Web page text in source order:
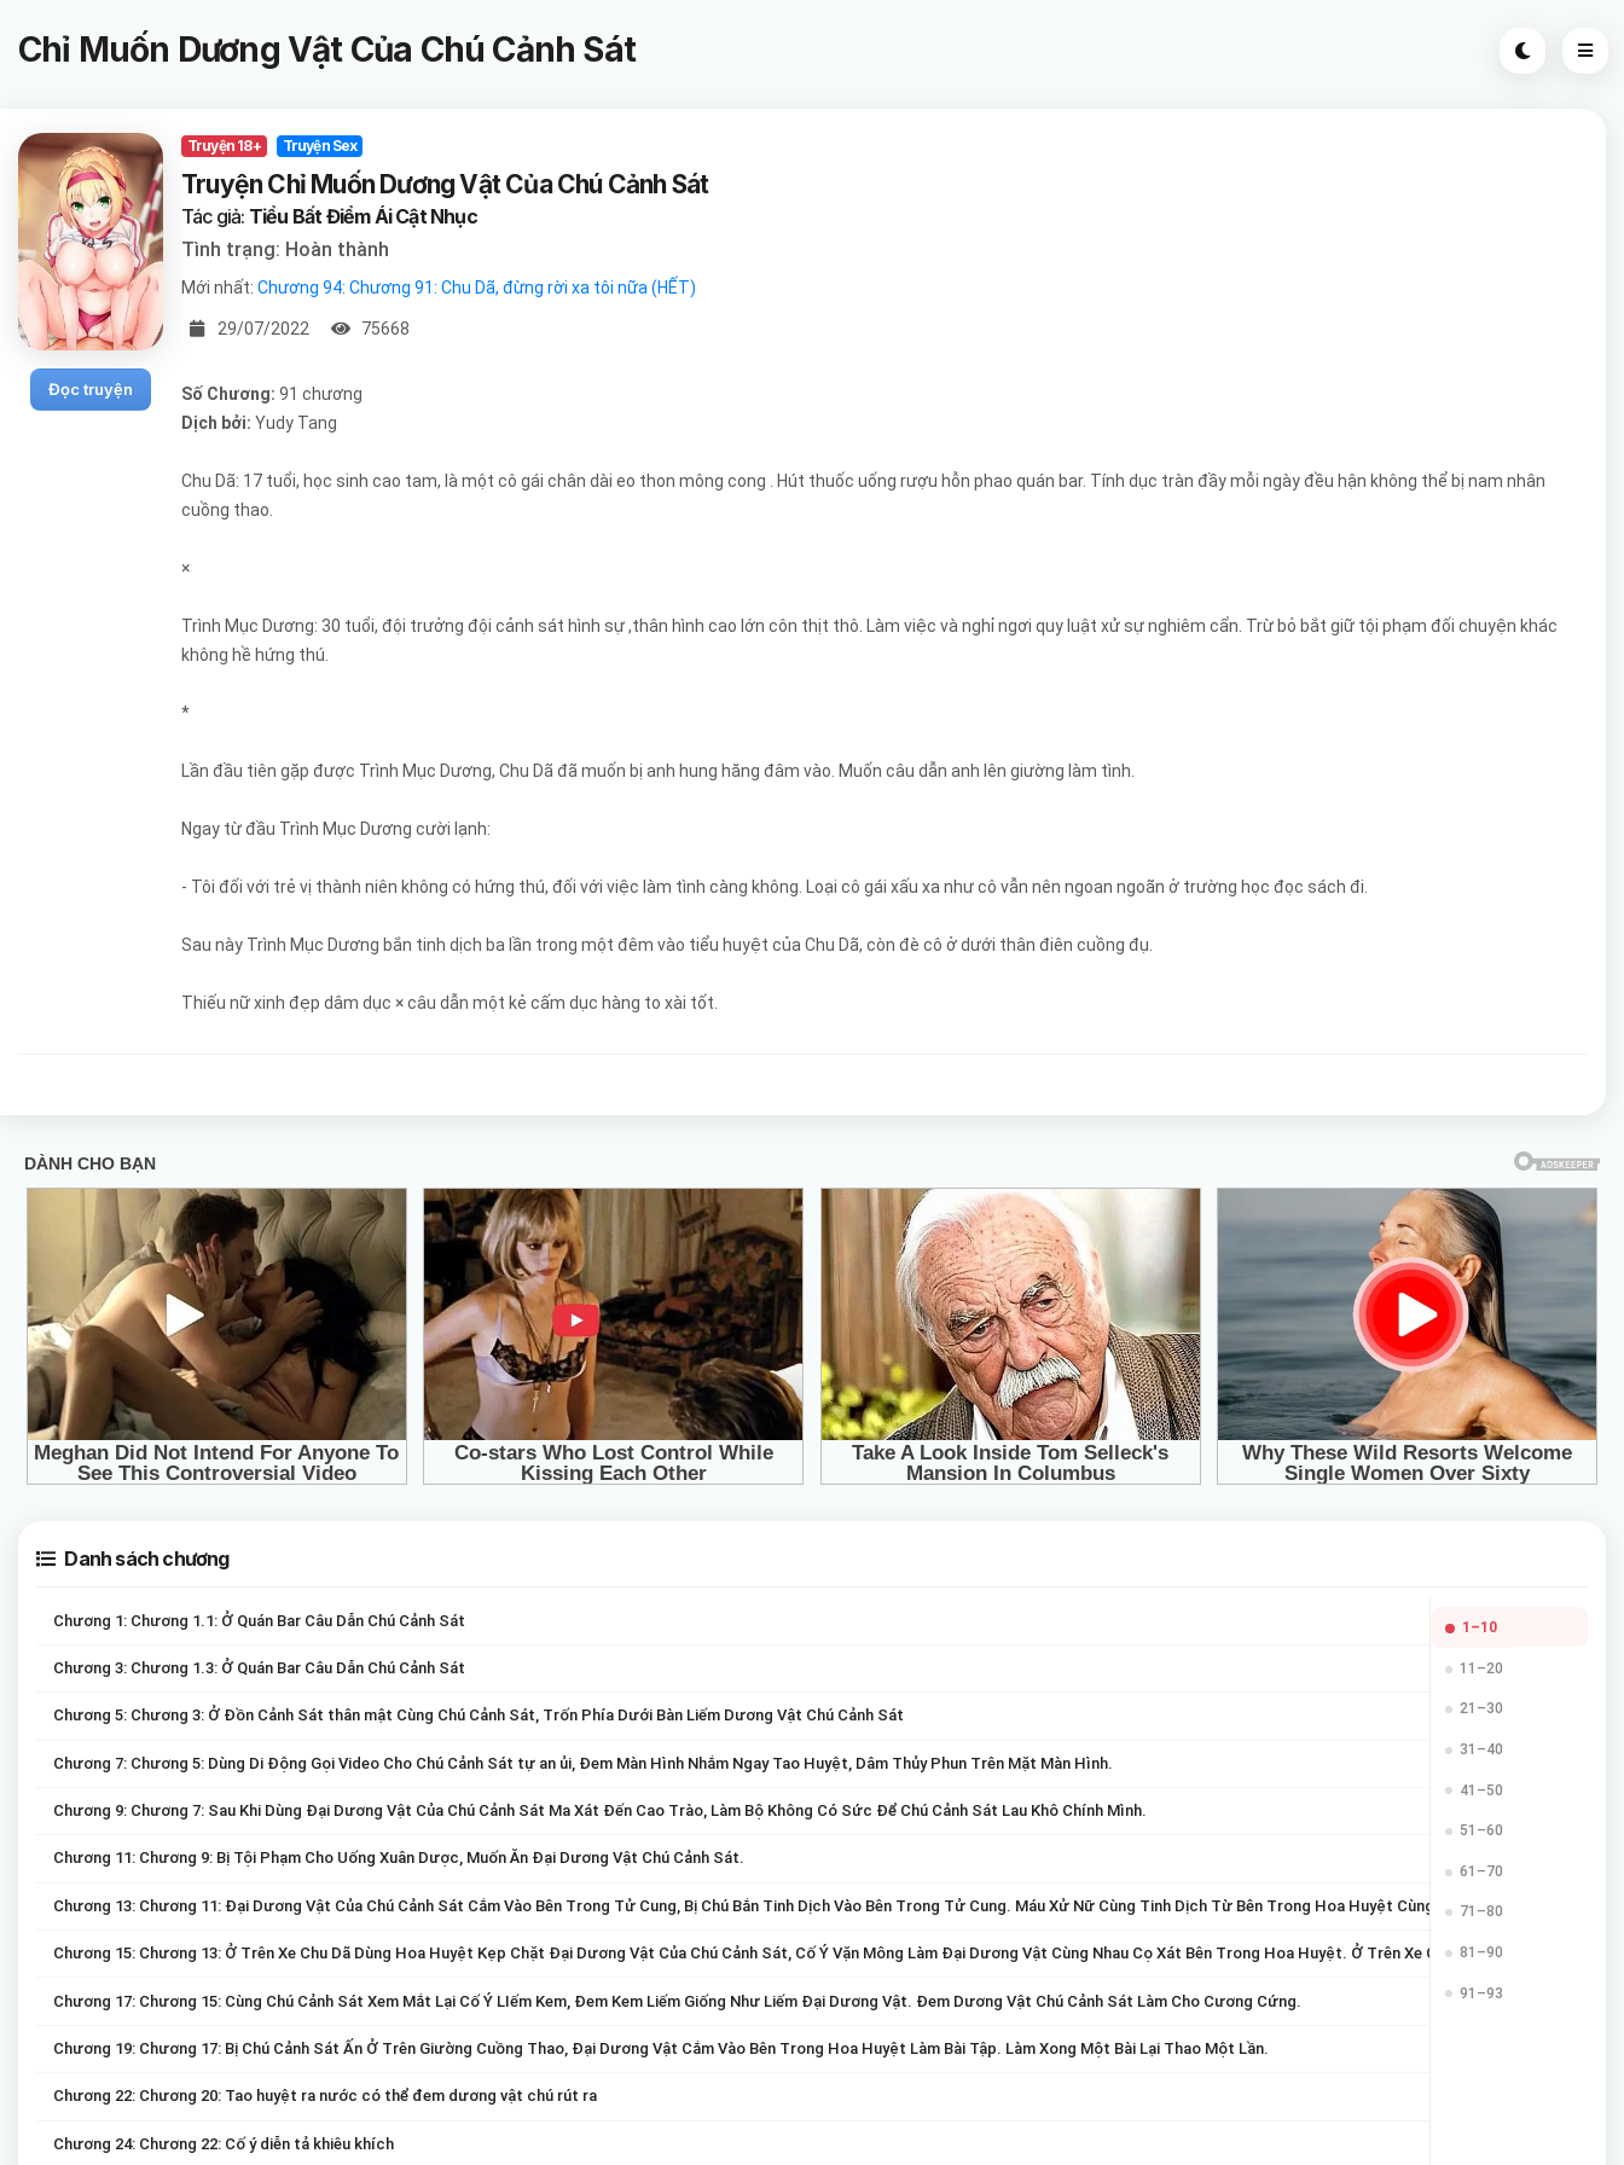
Chỉ Muốn Dương Vật Của Chú Cảnh Sát
Đọc truyện
Truyện 18+ Truyện Sex
Truyện Chỉ Muốn Dương Vật Của Chú Cảnh Sát
Tác giả: Tiểu Bất Điểm Ái Cật Nhục
Tình trạng: Hoàn thành
Mới nhất: Chương 94: Chương 91: Chu Dã, đừng rời xa tôi nữa (HẾT)
29/07/2022 75668
Số Chương: 91 chương
Dịch bởi: Yudy Tang
Chu Dã: 17 tuổi, học sinh cao tam, là một cô gái chân dài eo thon mông cong . Hút thuốc uống rượu hỗn phao quán bar. Tính dục tràn đầy mỗi ngày đều hận không thể bị nam nhân
cuồng thao.
×
Trình Mục Dương: 30 tuổi, đội trưởng đội cảnh sát hình sự ,thân hình cao lớn côn thịt thô. Làm việc và nghỉ ngơi quy luật xử sự nghiêm cẩn. Trừ bỏ bắt giữ tội phạm đối chuyện khác
không hề hứng thú.
*
Lần đầu tiên gặp được Trình Mục Dương, Chu Dã đã muốn bị anh hung hăng đâm vào. Muốn câu dẫn anh lên giường làm tình.
Ngay từ đầu Trình Mục Dương cười lạnh:
- Tôi đối với trẻ vị thành niên không có hứng thú, đối với việc làm tình càng không. Loại cô gái xấu xa như cô vẫn nên ngoan ngoãn ở trường học đọc sách đi.
Sau này Trình Mục Dương bắn tinh dịch ba lần trong một đêm vào tiểu huyệt của Chu Dã, còn đè cô ở dưới thân điên cuồng đụ.
Thiếu nữ xinh đẹp dâm dục × câu dẫn một kẻ cấm dục hàng to xài tốt.
Danh sách chương
Chương 1: Chương 1.1: Ở Quán Bar Câu Dẫn Chú Cảnh Sát
Chương 3: Chương 1.3: Ở Quán Bar Câu Dẫn Chú Cảnh Sát
Chương 5: Chương 3: Ở Đồn Cảnh Sát thân mật Cùng Chú Cảnh Sát, Trốn Phía Dưới Bàn Liếm Dương Vật Chú Cảnh Sát
Chương 7: Chương 5: Dùng Di Động Gọi Video Cho Chú Cảnh Sát tự an ủi, Đem Màn Hình Nhắm Ngay Tao Huyệt, Dâm Thủy Phun Trên Mặt Màn Hình.
Chương 9: Chương 7: Sau Khi Dùng Đại Dương Vật Của Chú Cảnh Sát Ma Xát Đến Cao Trào, Làm Bộ Không Có Sức Để Chú Cảnh Sát Lau Khô Chính Mình.
Chương 11: Chương 9: Bị Tội Phạm Cho Uống Xuân Dược, Muốn Ăn Đại Dương Vật Chú Cảnh Sát.
Chương 13: Chương 11: Đại Dương Vật Của Chú Cảnh Sát Cắm Vào Bên Trong Tử Cung, Bị Chú Bắn Tinh Dịch Vào Bên Trong Tử Cung. Máu Xử Nữ Cùng Tinh Dịch Từ Bên Trong Hoa Huyệt Cùng Nhau Chảy Ra. Muốn
Chương 15: Chương 13: Ở Trên Xe Chu Dã Dùng Hoa Huyệt Kẹp Chặt Đại Dương Vật Của Chú Cảnh Sát, Cố Ý Vặn Mông Làm Đại Dương Vật Cùng Nhau Cọ Xát Bên Trong Hoa Huyệt. Ở Trên Xe Cảnh Sát Bắn Tinh, Thiếu
Chương 17: Chương 15: Cùng Chú Cảnh Sát Xem Mắt Lại Cố Ý LIếm Kem, Đem Kem Liếm Giống Như Liếm Đại Dương Vật. Đem Dương Vật Chú Cảnh Sát Làm Cho Cương Cứng.
Chương 19: Chương 17: Bị Chú Cảnh Sát Ấn Ở Trên Giường Cuồng Thao, Đại Dương Vật Cắm Vào Bên Trong Hoa Huyệt Làm Bài Tập. Làm Xong Một Bài Lại Thao Một Lần.
Chương 22: Chương 20: Tao huyệt ra nước có thể đem dương vật chú rút ra
Chương 24: Chương 22: Cố ý diễn tả khiêu khích
1–10
11–20
21–30
31–40
41–50
51–60
61–70
71–80
81–90
91–93